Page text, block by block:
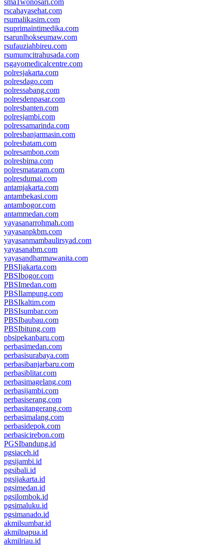
sma1wonosari.com
rscahayasehat.com
rsumalikasim.com
rsuprimaintimedika.com
rsarunlhokseumaw.com
rsufauziahbireu.com
rsumumcitrahusada.com
rsgayomedicalcentre.com
polresjakarta.com
polresdago.com
polressabang.com
polresdenpasar.com
polresbanten.com
polresjambi.com
polressamarinda.com
polresbanjarmasin.com
polresbatam.com
polresambon.com
polresbima.com
polresmataram.com
polresdumai.com
antamjakarta.com
antambekasi.com
antambogor.com
antammedan.com
yayasanarrohmah.com
yayasanpkbm.com
yayasanmambaulirsyad.com
yayasanabm.com
yayasandharmawanita.com
PBSIjakarta.com
PBSIbogor.com
PBSImedan.com
PBSIlampung.com
PBSIkaltim.com
PBSIsumbar.com
PBSIbaubau.com
PBSIbitung.com
pbsipekanbaru.com
perbasimedan.com
perbasisurabaya.com
perbasibanjarbaru.com
perbasiblitar.com
perbasimagelang.com
perbasijambi.com
perbasiserang.com
perbasitangerang.com
perbasimalang.com
perbasidepok.com
perbasicirebon.com
PGSIbandung.id
pgsiaceh.id
pgsijambi.id
pgsibali.id
pgsijakarta.id
pgsimedan.id
pgsilombok.id
pgsimaluku.id
pgsimanado.id
akmilsumbar.id
akmilpapua.id
akmilriau.id